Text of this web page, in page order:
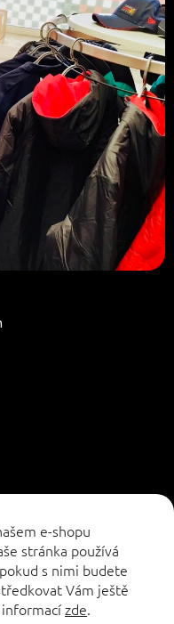
e-shopu
stránka používá
s nimi budete
Vám ještě
zde.